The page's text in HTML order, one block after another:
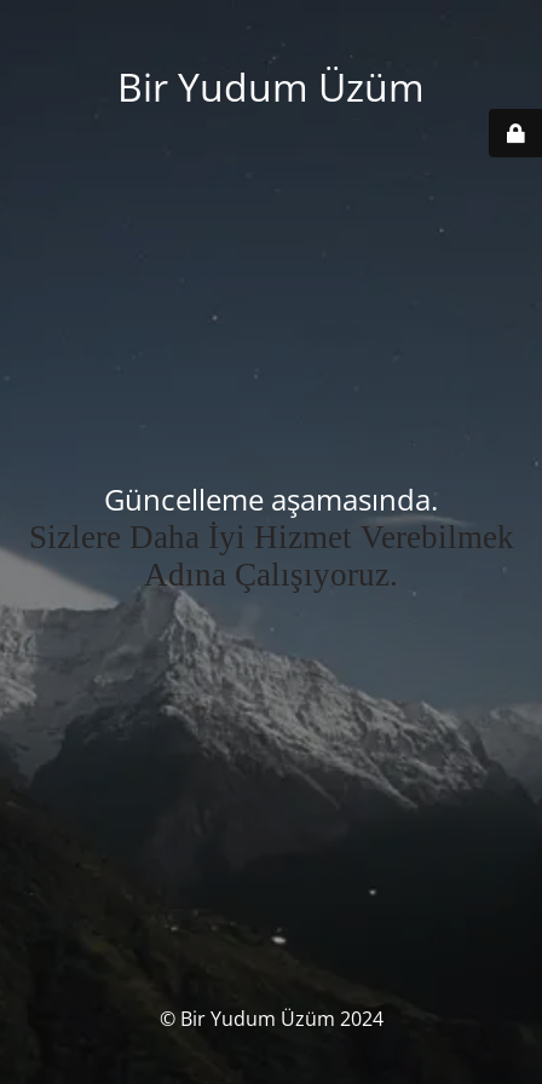
Bir Yudum Üzüm
Güncelleme aşamasında.
Sizlere Daha İyi Hizmet Verebilmek
Adına Çalışıyoruz.
© Bir Yudum Üzüm 2024